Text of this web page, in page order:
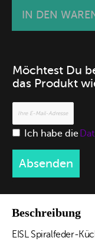
IN DEN
Möchtest Du
das Produkt
Ich habe die
Absenden
Beschreibung
EISL Spiralfeder-